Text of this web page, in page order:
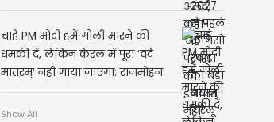
चाहे PM मोदी हमें गोली मारने की
धमकी दें, लेकिन केरल में पूरा ‘वंदे
मातरम्’ नहीं गाया जाएगा: राजमोहन
उन्नीथन
Show All